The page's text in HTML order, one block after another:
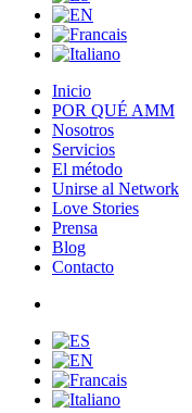
Inicio
POR QUÉ AMM
Nosotros
Servicios
El método
Unirse al Network
Love Stories
Prensa
Blog
Contacto